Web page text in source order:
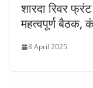
शारदा रिवर
महत्वपूर्ण बैठक,
8 April 2025